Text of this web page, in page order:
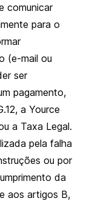
comunicar
para o
(e-mail ou
ser
pagamento,
a Yource
a Taxa Legal.
pela falha
ou por
da
aos artigos B,